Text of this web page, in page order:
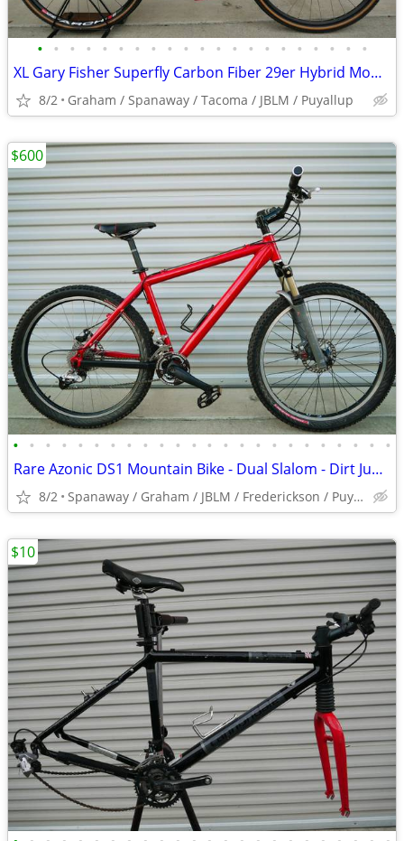
• • • • • • • • • • • • • • • • • • • • •
XL Gary Fisher Superfly Carbon Fiber 29er Hybrid Mountain Bike
8/2 Graham / Spanaway / Tacoma / JBLM / Puyallup
• • • • • • • • • • • • • • • • • • • • • • • •
Rare Azonic DS1 Mountain Bike - Dual Slalom - Dirt Jump - Downhill
8/2 Spanaway / Graham / JBLM / Frederickson / Puyallup
$600
$10